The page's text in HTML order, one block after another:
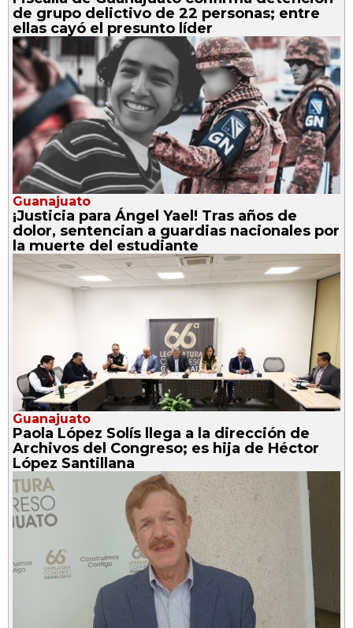
de grupo delictivo de 22 personas; entre
ellas cayó el presunto líder
Guanajuato
¡Justicia para Ángel Yael! Tras años de
dolor, sentencian a guardias nacionales por
la muerte del estudiante
Guanajuato
Paola López Solís llega a la dirección de
Archivos del Congreso; es hija de Héctor
López Santillana